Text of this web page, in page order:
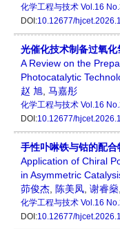
化学工程与技术 Vol.16
DOI:10.12677/
光催化技术制备过氧化
A Review on the
Photocatalytic
赵 旭, 马嘉彤
化学工程与技术 Vol.16
DOI:10.12677/
手性卟啉铁与钴的配
Application of Chiral
in Asymmetric
茆俊杰, 陈美凤, 谢睿燊,
化学工程与技术 Vol.16
DOI:10.12677/